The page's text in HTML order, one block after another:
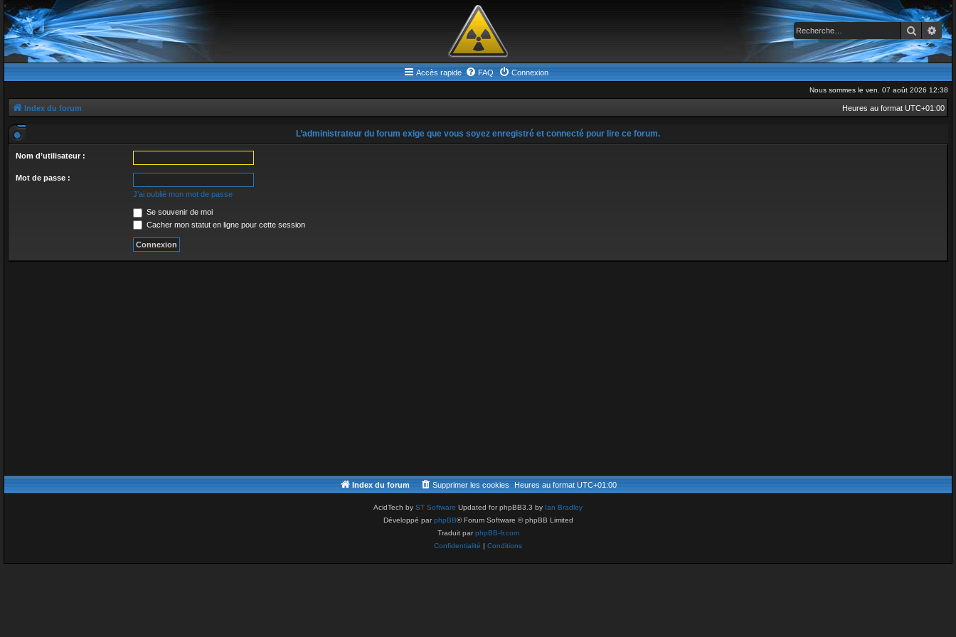
Accès rapide FAQ Connexion
Nous sommes le ven. 07 août 2026 12:38
Index du forum Heures au format UTC+01:00
L’administrateur du forum exige que vous soyez enregistré et connecté pour lire ce forum.
Nom d’utilisateur :
Mot de passe :
J’ai oublié mon mot de passe
Se souvenir de moi
Cacher mon statut en ligne pour cette session
Index du forum Heures au format UTC+01:00
Supprimer les cookies
AcidTech by ST Software Updated for phpBB3.3 by Ian Bradley
Développé parphpBB® Forum Software © phpBB Limited
Traduit parphpBB-fr.com
Confidentialité | Conditions